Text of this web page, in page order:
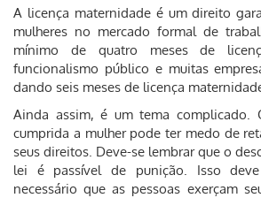
A licença maternidade é um direito
mulheres no mercado formal de
mínimo de quatro meses de
funcionalismo público e muitas
dando seis meses de licença
Ainda assim, é um tema complicado.
cumprida a mulher pode ter medo de
seus direitos. Deve-se lembrar que o
lei é passível de punição. Isso
necessário que as pessoas exerçam